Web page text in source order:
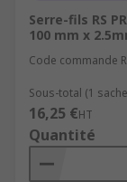
Serre-fils RS
100 mm x
Code commande
Sous-total (1
16,25 €HT
Quantité